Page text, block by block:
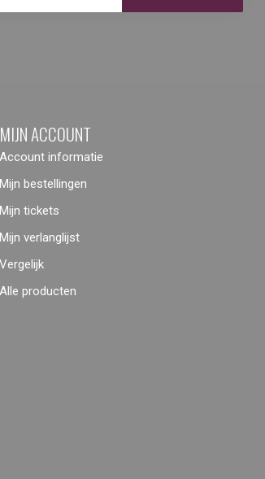
MIJN ACCOUNT
Account informatie
Mijn bestellingen
Mijn tickets
Mijn verlanglijst
Vergelijk
Alle producten